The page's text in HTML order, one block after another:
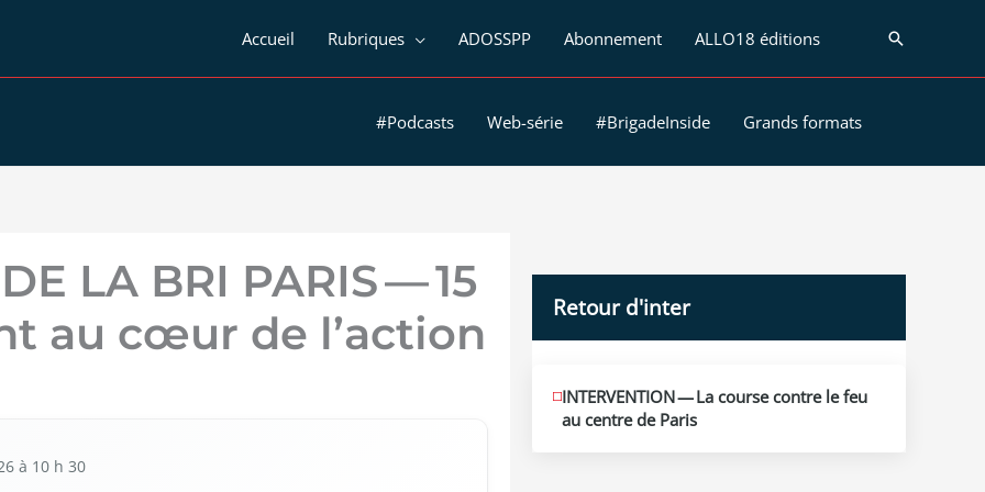
Accueil Rubriques ADOSSPP Abonnement ALLO18 éditions
#Podcasts Web-série #BrigadeInside Grands formats
LA BRI PARIS — 15
au cœur de l’action
à 10 h 30
Retour d'inter
JUIN
12
2026
INTERVENTION — La course contre le feu
au centre de Paris